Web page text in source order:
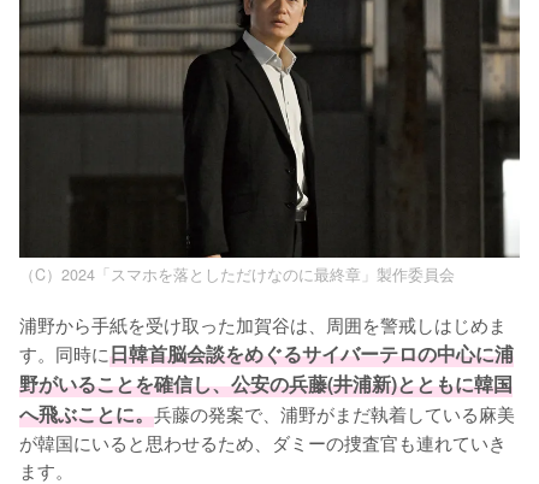
（C）2024「スマホを落としただけなのに最終章」製作委員会
浦野から手紙を受け取った加賀谷は、周囲を警戒しはじめま
す。同時に日韓首脳会談をめぐるサイバーテロの中心に浦
野がいることを確信し、公安の兵藤(井浦新)とともに韓国
へ飛ぶことに。兵藤の発案で、浦野がまだ執着している麻美
が韓国にいると思わせるため、ダミーの捜査官も連れていき
ます。